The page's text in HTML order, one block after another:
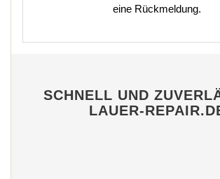
eine Rückmeldung.
SCHNELL UND
LAUER-